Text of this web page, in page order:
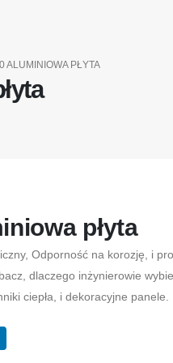
ALUMINIOWA PŁYTA
płyta
Odporność na korozję, i
dlaczego inżynierowie
ciepła, i dekoracyjne panele.